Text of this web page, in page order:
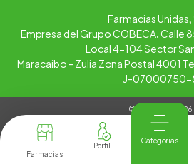
Farmacias
Categorías
Farmacias Unidas,
Empresa del Grupo COBECA. Calle
Local 4-104 Sector
Maracaibo - Zulia Zona Postal 4001
J-07000750-
© Copyright 2026
Tienda Virtual desarrollada por
Tecnología